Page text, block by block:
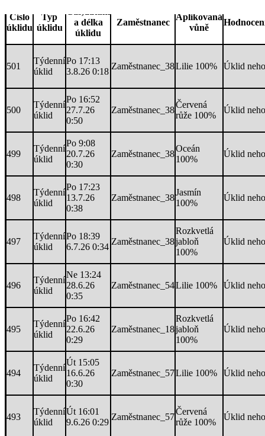
Číslo
úklidu
Typ
úklidu
a délka
úklidu
Zaměstnanec
Aplikovaná
vůně
501
Týdenní
úklid
Po 17:13
3.8.26 0:18
Zaměstnanec_38Lilie 100% Úklid
500
Týdenní
úklid
Po 16:52
27.7.26
0:50
Zaměstnanec_38
Červená
růže 100%
Úklid
499
Týdenní
úklid
Po 9:08
20.7.26
0:30
Zaměstnanec_38
Oceán
100%
Úklid
498
Týdenní
úklid
Po 17:23
13.7.26
0:38
Zaměstnanec_38
Jasmín
100%
Úklid
497
Týdenní
úklid
Po 18:39
6.7.26 0:34
Zaměstnanec_38
Rozkvetlá
jabloň
100%
Úklid
496
Týdenní
úklid
Ne 13:24
28.6.26
0:35
Zaměstnanec_54Lilie 100% Úklid
495
Týdenní
úklid
Po 16:42
22.6.26
0:29
Zaměstnanec_18
Rozkvetlá
jabloň
100%
Úklid
494
Týdenní
úklid
Út 15:05
16.6.26
0:30
Zaměstnanec_57Lilie 100% Úklid
493
Týdenní
úklid
Út 16:01
9.6.26 0:29
Zaměstnanec_57
Červená
růže 100%
Úklid